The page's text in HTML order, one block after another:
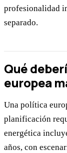
profesionalidad
separado.
Qué
europea
Una política
planificación
energética
años, con